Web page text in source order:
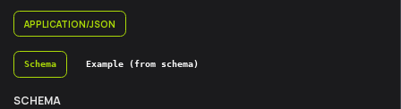
APPLICATION/JSON
Schema Example (from schema)
SCHEMA